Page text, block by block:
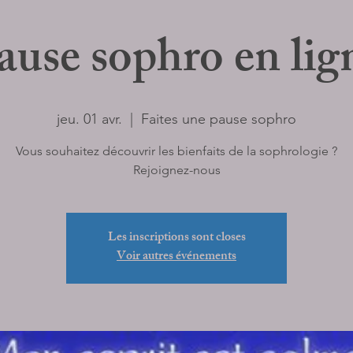
sophro en
jeu. 01 avr. Faites une pause sophro
Vous souhaitez découvrir les bienfaits de la sophrologie ?
Rejoignez-nous
Les inscriptions sont closes
Voir autres événements